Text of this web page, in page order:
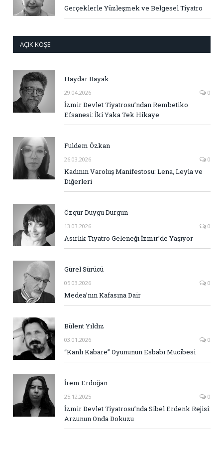
Gerçeklerle Yüzleşmek ve Belgesel Tiyatro
AÇIK KÖŞE
Haydar Bayak
29.04.2026 0
İzmir Devlet Tiyatrosu’ndan Rembetiko
Efsanesi: İki Yaka Tek Hikaye
Fuldem Özkan
26.03.2026 0
Kadının Varoluş Manifestosu: Lena, Leyla ve
Diğerleri
Özgür Duygu Durgun
13.03.2026 0
Asırlık Tiyatro Geleneği İzmir’de Yaşıyor
Gürel Sürücü
05.03.2026 0
Medea’nın Kafasına Dair
Bülent Yıldız
03.01.2026 0
“Kanlı Kabare” Oyununun Esbabı Mucibesi
İrem Erdoğan
25.12.2025 0
İzmir Devlet Tiyatrosu’nda Sibel Erdenk Rejisi:
Arzunun Onda Dokuzu